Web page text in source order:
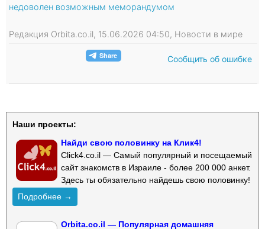
недоволен возможным меморандумом
Редакция Orbita.co.il, 15.06.2026 04:50, Новости в мире
Сообщить об ошибке
Наши проекты:
Найди свою половинку на Клик4!
Click4.co.il — Самый популярный и посещаемый
сайт знакомств в Израиле - более 200 000 анкет.
Здесь ты обязательно найдешь свою половинку!
Подробнее →
Orbita.co.il — Популярная домашняя